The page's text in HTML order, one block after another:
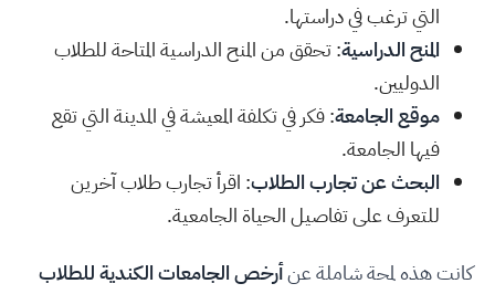
التي ترغب في دراستها.
المنح الدراسية: تحقق من المنح الدراسية المتاحة للطلاب
الدوليين.
موقع الجامعة: فكر في تكلفة المعيشة في المدينة التي تقع
فيها الجامعة.
البحث عن تجارب الطلاب: اقرأ تجارب طلاب آخرين
للتعرف على تفاصيل الحياة الجامعية.
كانت هذه لمحة شاملة عنأرخص الجامعات الكندية للطلاب